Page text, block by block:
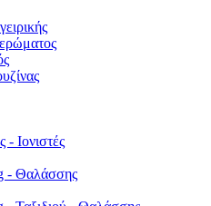
- Ιονιστές
- Θαλάσσης